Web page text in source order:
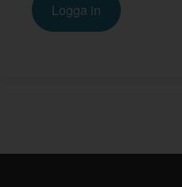
Logga in